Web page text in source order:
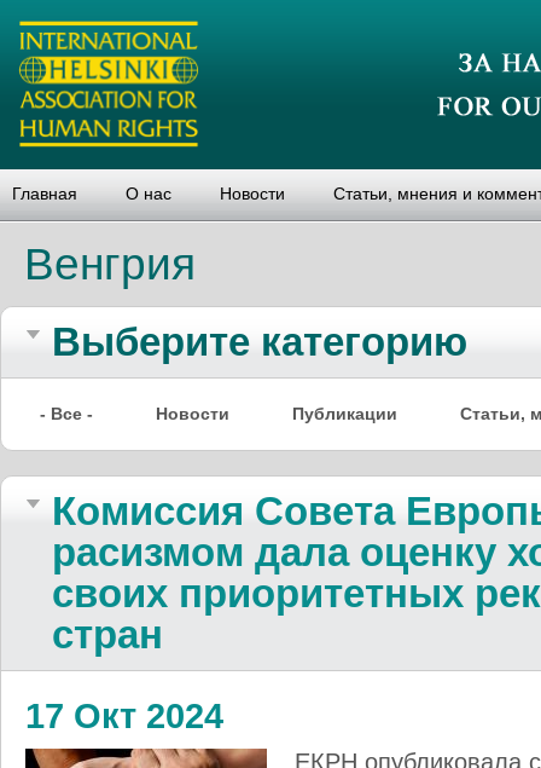
Главная О нас Новости Статьи, мнения и
Венгрия
Выберите категорию
- Все - Новости Публикации Статьи,
Комиссия Совета
расизмом дала оценку
своих приоритетных
стран
17 Окт 2024
ЕКРН опубликовала